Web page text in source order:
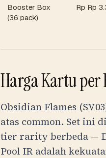
Booster Box
(36 pack)
Rp Rp
Harga Kartu per
Obsidian Flames
atas common. Set ini
tier rarity berbeda —
Pool IR adalah